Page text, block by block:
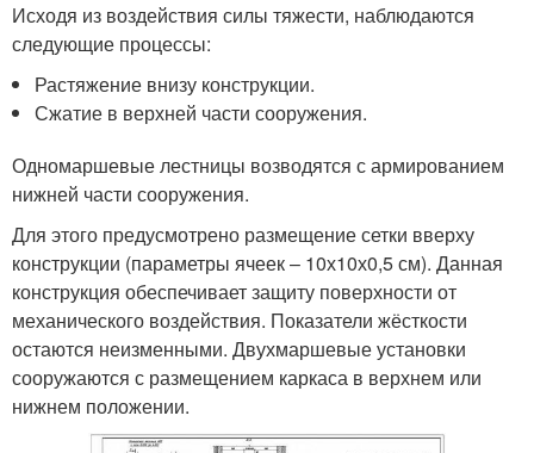
Исходя из воздействия силы тяжести, наблюдаются
следующие процессы:
Растяжение внизу конструкции.
Сжатие в верхней части сооружения.
Одномаршевые лестницы возводятся с армированием
нижней части сооружения.
Для этого предусмотрено размещение сетки вверху
конструкции (параметры ячеек – 10х10х0,5 см). Данная
конструкция обеспечивает защиту поверхности от
механического воздействия. Показатели жёсткости
остаются неизменными. Двухмаршевые установки
сооружаются с размещением каркаса в верхнем или
нижнем положении.